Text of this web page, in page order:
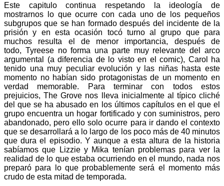
Este capitulo continua respetando la ideología de
mostrarnos lo que ocurre con cada uno de los pequeños
subgrupos que se han formado después del incidente de la
prisión y en esta ocasión tocó turno al grupo que para
muchos resulta el de menor importancia, después de
todo, Tyreese no forma una parte muy relevante del arco
argumental (a diferencia de lo visto en el comic), Carol ha
tenido una muy peculiar evolución y las niñas hasta este
momento no habían sido protagonistas de un momento en
verdad memorable. Para terminar con todos estos
prejuicios, The Grove nos lleva inicialmente al típico cliché
del que se ha abusado en los últimos capítulos en el que el
grupo encuentra un hogar fortificado y con suministros, pero
abandonado, pero ello solo ocurre para ir dando el contexto
que se desarrollará a lo largo de los poco más de 40 minutos
que dura el episodio. Y aunque a esta altura de la historia
sabíamos que Lizzie y Mika tenían problemas para ver la
realidad de lo que estaba ocurriendo en el mundo, nada nos
preparó para lo que probablemente será el momento más
crudo de esta mitad de temporada.